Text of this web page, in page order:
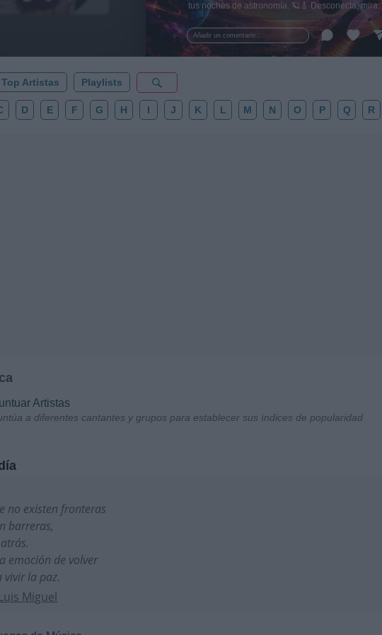
Añadir un comentario ...
tus noches de astronomía. 🪐🎸 Desconecta, mira
al firmamento y siente la gravedad cero. 💾 ¡Guarda
esta colección para tu próxima noche estrellada!
✨⭐
Top Artistas Playlists
D E F G H I J K L M N O P Q R
Artistas
a diferentes cantantes y grupos para establecer sus índices de popularidad
no existen fronteras
barreras,
emoción de volver
vivir la paz.
Miguel